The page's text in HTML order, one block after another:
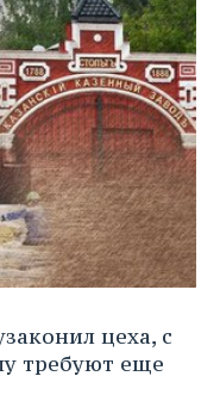
цеха, с
требуют еще